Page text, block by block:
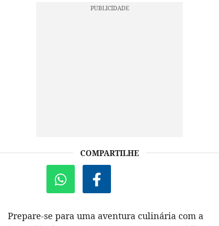
COMPARTILHE
Prepare-se para uma aventura culinária com a